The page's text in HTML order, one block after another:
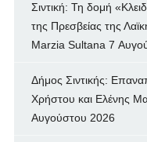
Σιντική: Τη δομή
της Πρεσβείας της
Marzia Sultana 7
Δήμος Σιντικής:
Χρήστου και Ελένης
Αυγούστου 2026